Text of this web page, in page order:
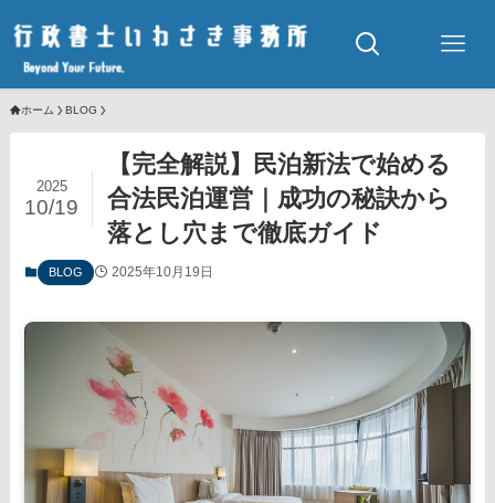
ホーム BLOG
【完全解説】民泊新法で始める
合法民泊運営｜成功の秘訣から
落とし穴まで徹底ガイド
2025
10/19
BLOG 2025年10月19日